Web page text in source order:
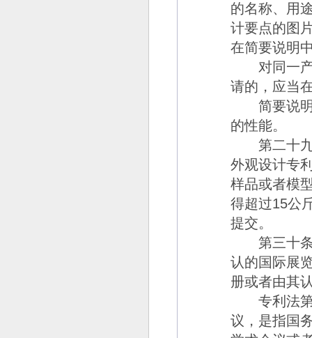
的名称、用
计要点的图
在简要说明
对同一产
请的，应当
简要说明
的性能。
第二十
外观设计专
样品或者模
得超过15公
提交。
第三十
认的国际展
册或者由其
专利法第
议，是指国